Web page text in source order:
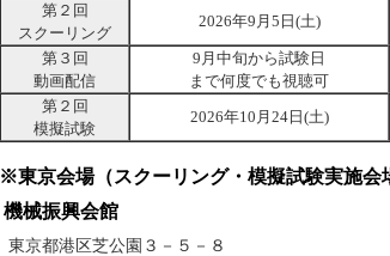
第２回
スクーリング
2026年9月5日(土)
第３回
動画配信
9月中旬から試験日
まで何度でも視聴可
第２回
模擬試験
2026年10月24日(土)
※東京会場（スクーリング・模擬試験実施会
機械振興会館
東京都港区芝公園３－５－８